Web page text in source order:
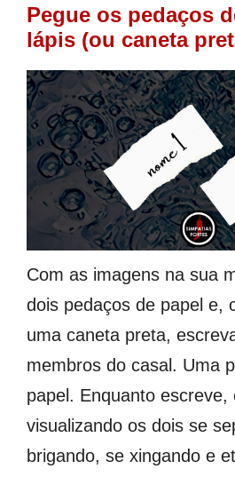
Pegue os pedaços
lápis (ou caneta
Com as imagens na sua
dois pedaços de papel e,
uma caneta preta,
membros do casal. Uma
papel. Enquanto escreve,
visualizando os dois se
brigando, se xingando e